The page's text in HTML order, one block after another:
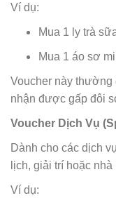
Ví dụ:
Mua 1 ly trà
Mua 1 áo sơ
Voucher này
nhận được gấp đôi
Voucher Dịch Vụ
Dành cho các dịch
lịch, giải trí hoặc
Ví dụ: